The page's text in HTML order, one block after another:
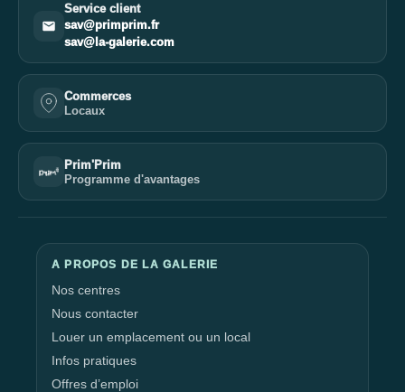
Service client
sav@primprim.fr
sav@la-galerie.com
Commerces
Locaux
Prim'Prim
Programme d'avantages
A PROPOS DE LA GALERIE
Nos centres
Nous contacter
Louer un emplacement ou un local
Infos pratiques
Offres d’emploi